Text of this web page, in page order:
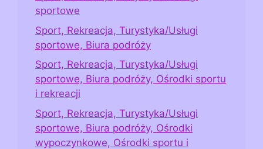
sportowe
Sport, Rekreacja, Turystyka/Usługi
sportowe, Biura podróży
Sport, Rekreacja, Turystyka/Usługi
sportowe, Biura podróży, Ośrodki sportu
i rekreacji
Sport, Rekreacja, Turystyka/Usługi
sportowe, Biura podróży, Ośrodki
wypoczynkowe, Ośrodki sportu i